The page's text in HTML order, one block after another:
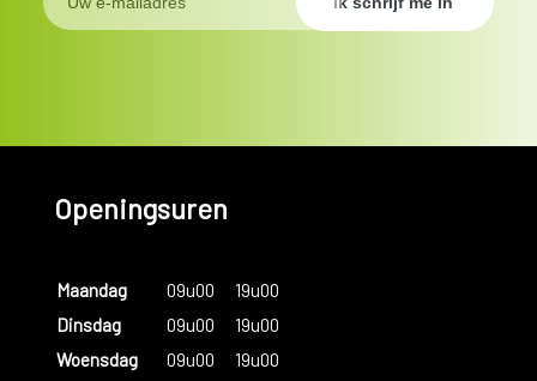
Openingsuren
Maandag 09u00
19u00
Dinsdag
09u00
19u00
Woensdag
09u00
19u00